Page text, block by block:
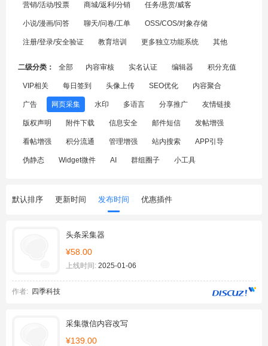
营销/活动/投票 商城/返利/分销 任务/悬赏/威客
小说/漫画/问答 聊天/问卷/工单 OSS/COS/对象存储
注册/登录/安全验证 教育培训 更多独立功能系统 其他
二级分类： 全部 内容审核 实名认证 编辑器 积分充值
VIP相关 每日签到 头像上传 SEO优化 内容聚合
广告 网页采集 水印 多语言 分享推广 友情链接
版权声明 附件下载 信息安全 邮件短信 发帖增强
看帖增强 积分流通 管理增强 站内搜索 APP引导
伪静态 Widget微件 AI 群组圈子 小工具
默认排序 更新时间 发布时间 优惠插件
头条采集器
¥58.00
上线时间: 2025-01-06
作者: 四季科技
采集微信内容改写
¥139.00